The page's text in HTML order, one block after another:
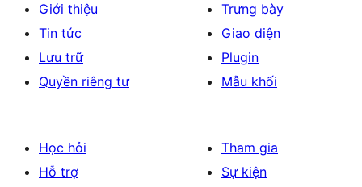
Giới thiệu
Tin tức
Lưu trữ
Quyền riêng tư
Trưng bày
Giao diện
Plugin
Mẫu khối
Học hỏi
Hỗ trợ
Tham gia
Sự kiện